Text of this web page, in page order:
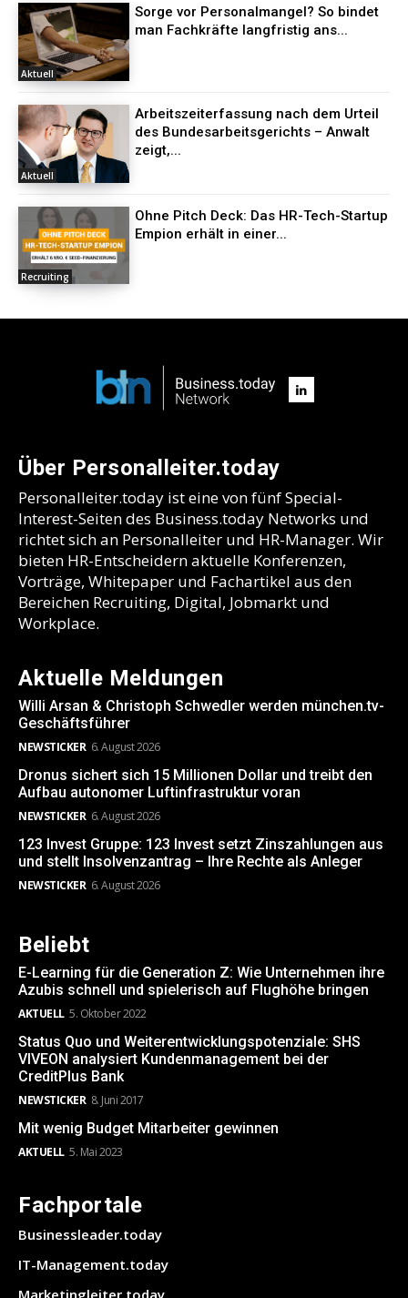
Aktuell
Sorge vor Personalmangel? So bindet
man Fachkräfte langfristig ans...
Aktuell
Arbeitszeiterfassung nach dem Urteil
des Bundesarbeitsgerichts – Anwalt
zeigt,...
Recruiting
Ohne Pitch Deck: Das HR-Tech-Startup
Empion erhält in einer...
Über Personalleiter.today
Personalleiter.today ist eine von fünf Special-
Interest-Seiten des Business.today Networks und
richtet sich an Personalleiter und HR-Manager. Wir
bieten HR-Entscheidern aktuelle Konferenzen,
Vorträge, Whitepaper und Fachartikel aus den
Bereichen Recruiting, Digital, Jobmarkt und
Workplace.
Aktuelle Meldungen
Willi Arsan & Christoph Schwedler werden münchen.tv-
Geschäftsführer
NEWSTICKER 6. August 2026
Dronus sichert sich 15 Millionen Dollar und treibt den
Aufbau autonomer Luftinfrastruktur voran
NEWSTICKER 6. August 2026
123 Invest Gruppe: 123 Invest setzt Zinszahlungen aus
und stellt Insolvenzantrag – Ihre Rechte als Anleger
NEWSTICKER 6. August 2026
Beliebt
E-Learning für die Generation Z: Wie Unternehmen ihre
Azubis schnell und spielerisch auf Flughöhe bringen
AKTUELL 5. Oktober 2022
Status Quo und Weiterentwicklungspotenziale: SHS
VIVEON analysiert Kundenmanagement bei der
CreditPlus Bank
NEWSTICKER 8. Juni 2017
Mit wenig Budget Mitarbeiter gewinnen
AKTUELL 5. Mai 2023
Fachportale
Businessleader.today
IT-Management.today